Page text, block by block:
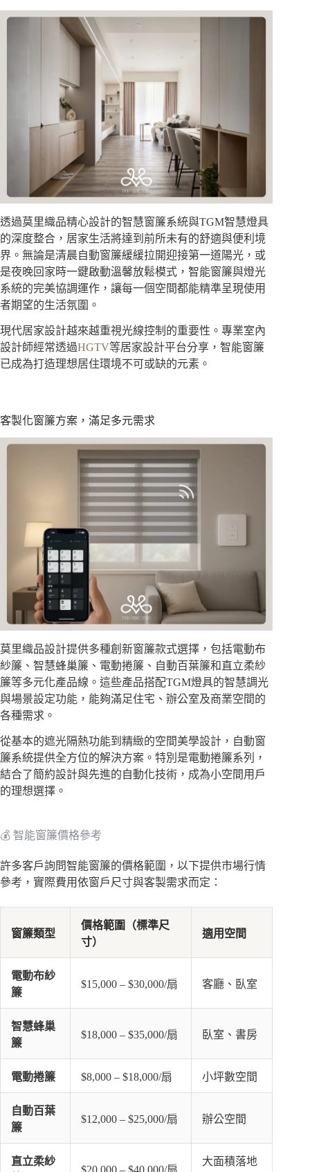
透過莫里織品精心設計的智慧窗簾系統與TGM智慧燈具
的深度整合，居家生活將達到前所未有的舒適與便利境
界。無論是清晨自動窗簾緩緩拉開迎接第一道陽光，或
是夜晚回家時一鍵啟動溫馨放鬆模式，智能窗簾與燈光
系統的完美協調運作，讓每一個空間都能精準呈現使用
者期望的生活氛圍。
現代居家設計越來越重視光線控制的重要性。專業室內
設計師經常透過HGTV等居家設計平台分享，智能窗簾
已成為打造理想居住環境不可或缺的元素。
客製化窗簾方案，滿足多元需求
莫里織品設計提供多種創新窗簾款式選擇，包括電動布
紗簾、智慧蜂巢簾、電動捲簾、自動百葉簾和直立柔紗
簾等多元化產品線。這些產品搭配TGM燈具的智慧調光
與場景設定功能，能夠滿足住宅、辦公室及商業空間的
各種需求。
從基本的遮光隔熱功能到精緻的空間美學設計，自動窗
簾系統提供全方位的解決方案。特別是電動捲簾系列，
結合了簡約設計與先進的自動化技術，成為小空間用戶
的理想選擇。
💰 智能窗簾價格參考
許多客戶詢問智能窗簾的價格範圍，以下提供市場行情
參考，實際費用依窗戶尺寸與客製需求而定：
窗簾類型
價格範圍（標準尺
寸）
適用空間
電動布紗
簾
$15,000 – $30,000/扇 客廳、臥室
智慧蜂巢
簾
$18,000 – $35,000/扇 臥室、書房
電動捲簾 $8,000 – $18,000/扇 小坪數空間
自動百葉
簾
$12,000 – $25,000/扇 辦公空間
直立柔紗
$20,000 – $40,000/扇
大面積落地